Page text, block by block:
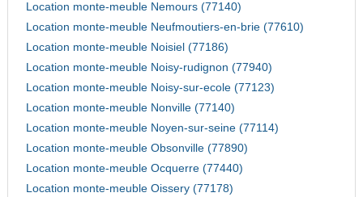
Location monte-meuble Nemours (77140)
Location monte-meuble Neufmoutiers-en-brie (77610)
Location monte-meuble Noisiel (77186)
Location monte-meuble Noisy-rudignon (77940)
Location monte-meuble Noisy-sur-ecole (77123)
Location monte-meuble Nonville (77140)
Location monte-meuble Noyen-sur-seine (77114)
Location monte-meuble Obsonville (77890)
Location monte-meuble Ocquerre (77440)
Location monte-meuble Oissery (77178)